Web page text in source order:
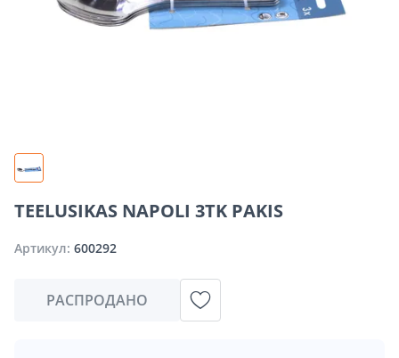
TEELUSIKAS NAPOLI 3TK PAKIS
Артикул: 600292
РАСПРОДАНО